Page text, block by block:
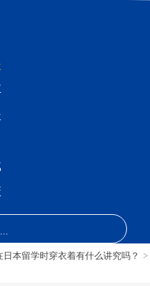
日本留学时穿衣着有什么讲究吗？ >